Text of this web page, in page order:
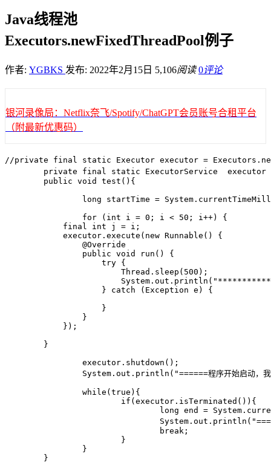
Java线程池
Executors.newFixedThreadPool例子
作者: YGBKS 发布: 2022年2月15日 5,106阅读 0评论
银河录像局：Netflix奈飞/Spotify/ChatGPT会员账号合租平台
（附最新优惠码）
//private final static Executor executor =
            final int j = i;
            executor.execute(new Runnable() {
                @Override
                public void run() {
                    try {
                    } catch (Exception e) {
                    }
                }
            });
        }
	}